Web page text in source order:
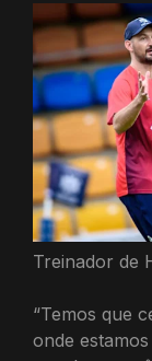
Treinador de
“Temos que
onde